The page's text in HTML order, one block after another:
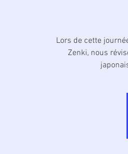
Lors de cette
Zenki, nous